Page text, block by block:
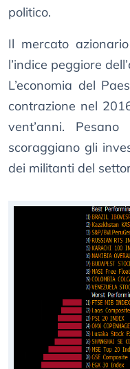
politico.
Il mercato
l’indice peggiore
L’economia del
contrazione nel
vent’anni.
scoraggiano gli
dei militanti del